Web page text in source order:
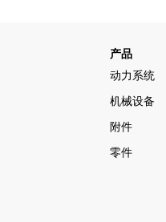
产品
动力系统
机械设备
附件
零件